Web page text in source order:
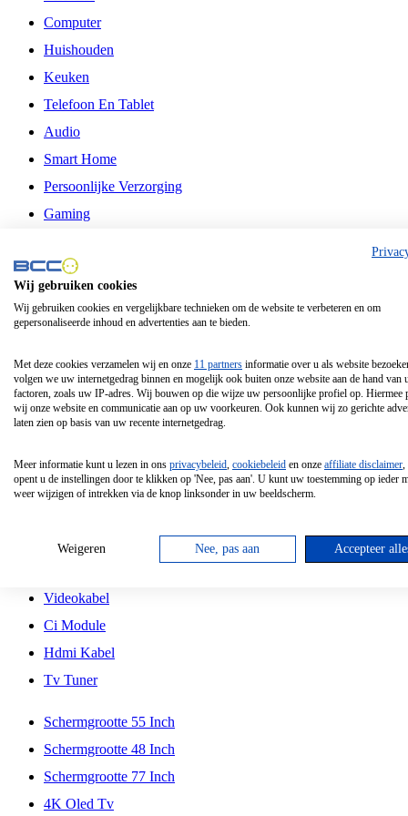
Computer
Huishouden
Keuken
Telefoon En Tablet
Audio
Smart Home
Persoonlijke Verzorging
Gaming
Philips
Schermgrootte 24 Inch
Schermgrootte 85 Inch
Schermgrootte 98 Inch
Tcl
Hd Led Tv
Antennekabel
Videokabel
Ci Module
Hdmi Kabel
Tv Tuner
Schermgrootte 55 Inch
Schermgrootte 48 Inch
Schermgrootte 77 Inch
4K Oled Tv
Wij gebruiken cookies
Wij gebruiken cookies en vergelijkbare technieken om de website te verbeteren en om
gepersonaliseerde inhoud en advertenties aan te bieden.
Met deze cookies verzamelen wij en onze 11 partners informatie over u als website
volgen we uw internetgedrag binnen en mogelijk ook buiten onze website aan de hand van
factoren, zoals uw IP-adres. Wij bouwen op die wijze uw persoonlijke profiel op. Hiermee
wij onze website en communicatie aan op uw voorkeuren. Ook kunnen wij zo gerichte
laten zien op basis van uw recente internetgedrag.
Meer informatie kunt u lezen in ons privacybeleid, cookiebeleid en onze affiliate disclaimer,
opent u de instellingen door te klikken op 'Nee, pas aan'. U kunt uw toestemming op ieder
weer wijzigen of intrekken via de knop linksonder in uw beeldscherm.
Weigeren Nee, pas aan Accepteer